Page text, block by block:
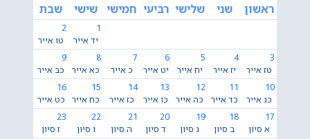
ראשון שני שלישי רביעי חמישי שישי שבת
1
יד אייר
2
טו אייר
3
טז אייר
4
יז אייר
5
יח אייר
6
יט אייר
7
כ אייר
8
כא אייר
9
כב אייר
10
כג אייר
11
כד אייר
12
כה אייר
13
כו אייר
14
כז אייר
15
כח אייר
16
כט אייר
17
א סיון
18
ב סיון
19
ג סיון
20
ד סיון
21
ה סיון
22
ו סיון
23
ז סיון